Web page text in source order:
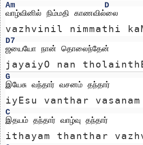
Am
D
வாழ்வினில் நிம்மதி காணவில்லை
vazhvinil nimmathi
D7
ஜயையோ நான் தொலைந்தேன்
jayaiyO nan
G
இயேசு வந்தார் வசனம் தந்தார்
iyEsu vanthar
C
இதயம் தந்தார் வாழ்வு தந்தார்
ithayam thanthar